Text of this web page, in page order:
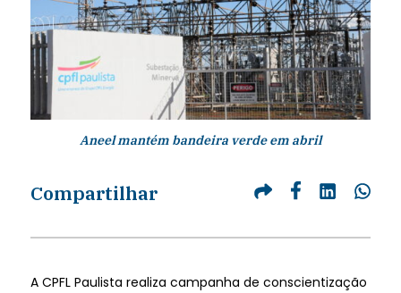
Aneel mantém bandeira verde em abril
Compartilhar
A CPFL Paulista realiza campanha de conscientização